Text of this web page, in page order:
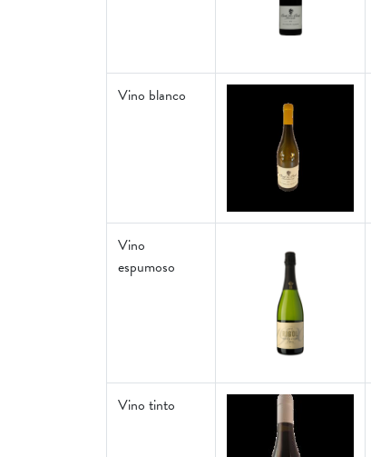
Vino blanco
Vino
espumoso
Vino tinto